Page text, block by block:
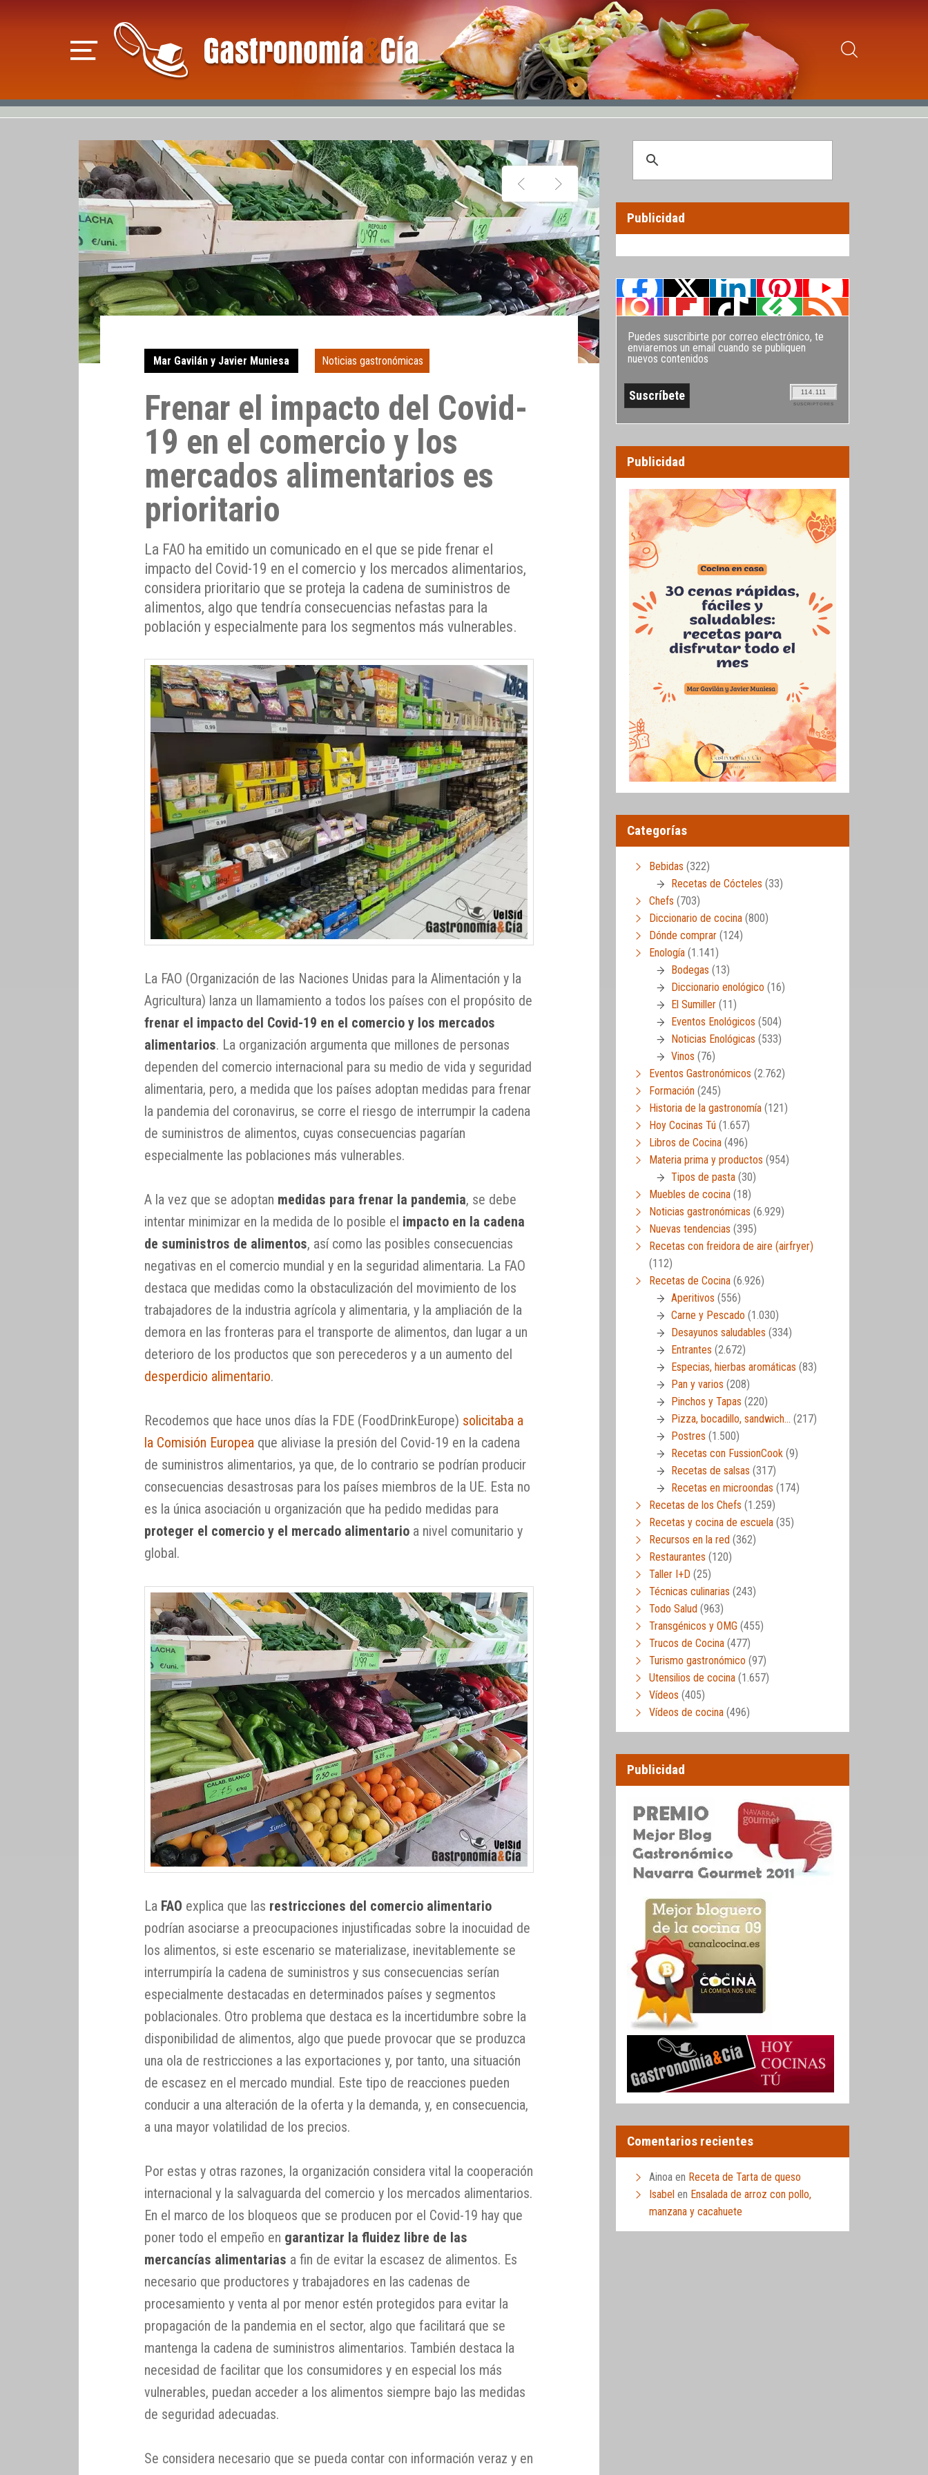
Mar Gavilán y Javier Muniesa Noticias gastronómicas
Frenar el impacto del Covid-
19 en el comercio y los
mercados alimentarios es
prioritario
La FAO ha emitido un comunicado en el que se pide frenar el
impacto del Covid-19 en el comercio y los mercados alimentarios,
considera prioritario que se proteja la cadena de suministros de
alimentos, algo que tendría consecuencias nefastas para la
población y especialmente para los segmentos más vulnerables.
La FAO (Organización de las Naciones Unidas para la Alimentación y la
Agricultura) lanza un llamamiento a todos los países con el propósito de
frenar el impacto del Covid-19 en el comercio y los mercados
alimentarios. La organización argumenta que millones de personas
dependen del comercio internacional para su medio de vida y seguridad
alimentaria, pero, a medida que los países adoptan medidas para frenar
la pandemia del coronavirus, se corre el riesgo de interrumpir la cadena
de suministros de alimentos, cuyas consecuencias pagarían
especialmente las poblaciones más vulnerables.
A la vez que se adoptan medidas para frenar la pandemia, se debe
intentar minimizar en la medida de lo posible el impacto en la cadena
de suministros de alimentos, así como las posibles consecuencias
negativas en el comercio mundial y en la seguridad alimentaria. La FAO
destaca que medidas como la obstaculización del movimiento de los
trabajadores de la industria agrícola y alimentaria, y la ampliación de la
demora en las fronteras para el transporte de alimentos, dan lugar a un
deterioro de los productos que son perecederos y a un aumento del
desperdicio alimentario.
Recodemos que hace unos días la FDE (FoodDrinkEurope) solicitaba a
la Comisión Europea que aliviase la presión del Covid-19 en la cadena
de suministros alimentarios, ya que, de lo contrario se podrían producir
consecuencias desastrosas para los países miembros de la UE. Esta no
es la única asociación u organización que ha pedido medidas para
proteger el comercio y el mercado alimentario a nivel comunitario y
global.
La FAO explica que las restricciones del comercio alimentario
podrían asociarse a preocupaciones injustificadas sobre la inocuidad de
los alimentos, si este escenario se materializase, inevitablemente se
interrumpiría la cadena de suministros y sus consecuencias serían
especialmente destacadas en determinados países y segmentos
poblacionales. Otro problema que destaca es la incertidumbre sobre la
disponibilidad de alimentos, algo que puede provocar que se produzca
una ola de restricciones a las exportaciones y, por tanto, una situación
de escasez en el mercado mundial. Este tipo de reacciones pueden
conducir a una alteración de la oferta y la demanda, y, en consecuencia,
a una mayor volatilidad de los precios.
Por estas y otras razones, la organización considera vital la cooperación
internacional y la salvaguarda del comercio y los mercados alimentarios.
En el marco de los bloqueos que se producen por el Covid-19 hay que
poner todo el empeño en garantizar la fluidez libre de las
mercancías alimentarias a fin de evitar la escasez de alimentos. Es
necesario que productores y trabajadores en las cadenas de
procesamiento y venta al por menor estén protegidos para evitar la
propagación de la pandemia en el sector, algo que facilitará que se
mantenga la cadena de suministros alimentarios. También destaca la
necesidad de facilitar que los consumidores y en especial los más
vulnerables, puedan acceder a los alimentos siempre bajo las medidas
de seguridad adecuadas.
Se considera necesario que se pueda contar con información veraz y en
Publicidad
Puedes suscribirte por correo electrónico, te
enviaremos un email cuando se publiquen
nuevos contenidos
114.111
SUSCRIPTORES
Publicidad
Categorías
Bebidas (322)
Recetas de Cócteles (33)
Chefs (703)
Diccionario de cocina (800)
Dónde comprar (124)
Enología (1.141)
Bodegas (13)
Diccionario enológico (16)
El Sumiller (11)
Eventos Enológicos (504)
Noticias Enológicas (533)
Vinos (76)
Eventos Gastronómicos (2.762)
Formación (245)
Historia de la gastronomía (121)
Hoy Cocinas Tú (1.657)
Libros de Cocina (496)
Materia prima y productos (954)
Tipos de pasta (30)
Muebles de cocina (18)
Noticias gastronómicas (6.929)
Nuevas tendencias (395)
Recetas con freidora de aire (airfryer)
(112)
Recetas de Cocina (6.926)
Aperitivos (556)
Carne y Pescado (1.030)
Desayunos saludables (334)
Entrantes (2.672)
Especias, hierbas aromáticas (83)
Pan y varios (208)
Pinchos y Tapas (220)
Pizza, bocadillo, sandwich… (217)
Postres (1.500)
Recetas con FussionCook (9)
Recetas de salsas (317)
Recetas en microondas (174)
Recetas de los Chefs (1.259)
Recetas y cocina de escuela (35)
Recursos en la red (362)
Restaurantes (120)
Taller I+D (25)
Técnicas culinarias (243)
Todo Salud (963)
Transgénicos y OMG (455)
Trucos de Cocina (477)
Turismo gastronómico (97)
Utensilios de cocina (1.657)
Vídeos (405)
Vídeos de cocina (496)
Publicidad
Comentarios recientes
Ainoa en Receta de Tarta de queso
Isabel en Ensalada de arroz con pollo,
manzana y cacahuete